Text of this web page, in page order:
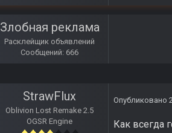
Злобная реклама
Расклейщик объявлений
Сообщений: 666
StrawFlux
Oblivion Lost Remake 2.5
OGSR Engine
Опубликовано
Как всегда